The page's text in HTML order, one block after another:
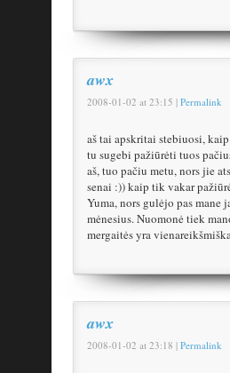
awx
2008-01-02 at 23:15 | Permalink
aš tai apskritai stebiuosi, kaip
tu sugebi pažiūrėti tuos
aš, tuo pačiu metu, nors jie
senai :)) kaip tik vakar
Yuma, nors gulėjo pas mane
mėnesius. Nuomonė tiek
mergaitės yra
awx
2008-01-02 at 23:18 | Permalink